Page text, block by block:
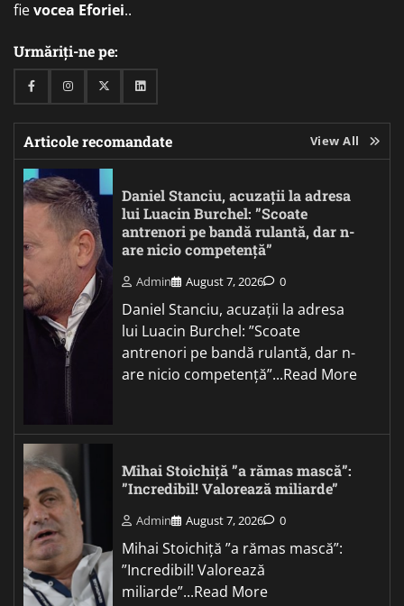
fievocea Eforiei..
Urmăriți-ne pe:
FacebookInstagramTwitterLinkedin
Articole recomandate View All
Daniel Stanciu, acuzații la adresa
lui Luacin Burchel: ”Scoate
antrenori pe bandă rulantă, dar n-
are nicio competență”
Admin August 7, 2026 0
Daniel Stanciu, acuzații la adresa
lui Luacin Burchel: ”Scoate
antrenori pe bandă rulantă, dar n-
are nicio competență”...Read More
Mihai Stoichiță ”a rămas mască”:
”Incredibil! Valorează miliarde”
Admin August 7, 2026 0
Mihai Stoichiță ”a rămas mască”:
”Incredibil! Valorează
miliarde”...Read More